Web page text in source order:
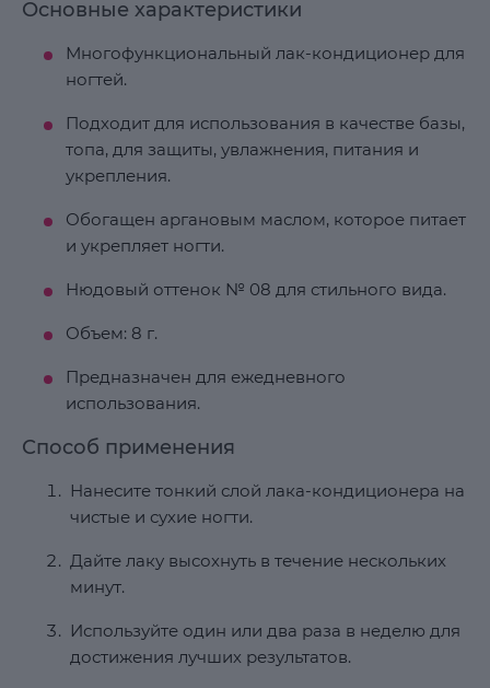
Основные характеристики
Многофункциональный лак-кондиционер для
ногтей.
Подходит для использования в качестве базы,
топа, для защиты, увлажнения, питания и
укрепления.
Обогащен аргановым маслом, которое питает
и укрепляет ногти.
Нюдовый оттенок № 08 для стильного вида.
Объем: 8 г.
Предназначен для ежедневного
использования.
Способ применения
Нанесите тонкий слой лака-кондиционера на
чистые и сухие ногти.
Дайте лаку высохнуть в течение нескольких
минут.
Используйте один или два раза в неделю для
достижения лучших результатов.